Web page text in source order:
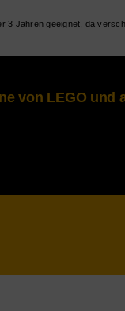
3 Jahren geeignet, da
von LEGO und